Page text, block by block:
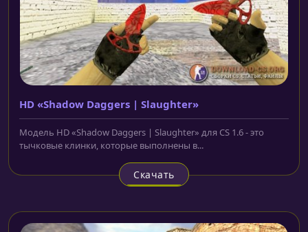
HD «Shadow Daggers | Slaughter»
Модель HD «Shadow Daggers | Slaughter» для CS 1.6 - это
тычковые клинки, которые выполнены в...
Скачать